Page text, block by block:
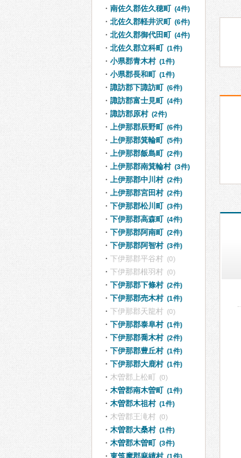
南佐久郡佐久穂町 (4件)
北佐久郡軽井沢町 (6件)
北佐久郡御代田町 (4件)
北佐久郡立科町 (1件)
小県郡青木村 (1件)
小県郡長和町 (1件)
諏訪郡下諏訪町 (6件)
諏訪郡富士見町 (4件)
諏訪郡原村 (2件)
上伊那郡辰野町 (6件)
上伊那郡箕輪町 (5件)
上伊那郡飯島町 (2件)
上伊那郡南箕輪村 (3件)
上伊那郡中川村 (2件)
上伊那郡宮田村 (2件)
下伊那郡松川町 (3件)
下伊那郡高森町 (4件)
下伊那郡阿南町 (2件)
下伊那郡阿智村 (3件)
下伊那郡平谷村 (0)
下伊那郡根羽村 (0)
下伊那郡下條村 (2件)
下伊那郡売木村 (1件)
下伊那郡天龍村 (0)
下伊那郡泰阜村 (1件)
下伊那郡喬木村 (2件)
下伊那郡豊丘村 (1件)
下伊那郡大鹿村 (1件)
木曽郡上松町 (0)
木曽郡南木曽町 (1件)
木曽郡木祖村 (1件)
木曽郡王滝村 (0)
木曽郡大桑村 (1件)
木曽郡木曽町 (3件)
東筑摩郡麻績村 (1件)